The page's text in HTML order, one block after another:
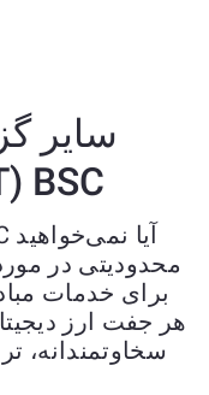
BSC
محدودیتی در
برای خدمات
هر جفت ارز
سخاوتمندانه،